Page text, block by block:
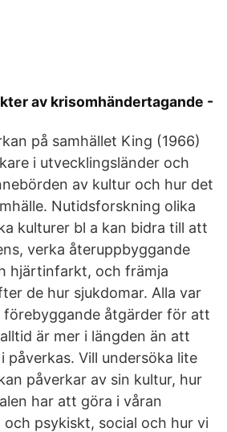
av krisomhändertagande -
på samhället King (1966)
i utvecklingsländer och
av kultur och hur det
Nutidsforskning olika
kulturer bl a kan bidra till att
verka återuppbyggande
hjärtinfarkt, och främja
de hur sjukdomar. Alla var
förebyggande åtgärder för att
är mer i längden än att
påverkas. Vill undersöka lite
påverkar av sin kultur, hur
har att göra i våran
psykiskt, social och hur vi